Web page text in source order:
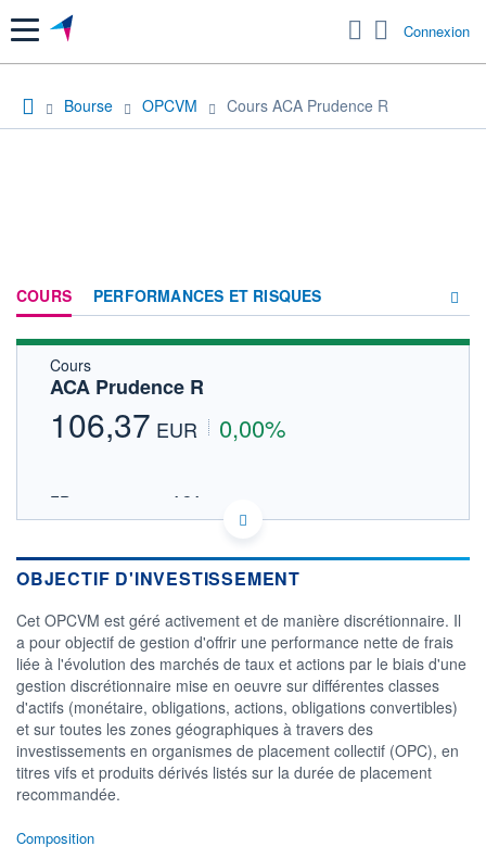
Menu Connexion
Bourse OPCVM Cours ACA Prudence R
COURS PERFORMANCES ET RISQUES
Cours
ACA Prudence R
106,37 EUR 0,00%
FR0013217635 - ACA
OPCVM DERNIER COURS CONNU AU 05/08/2026
24/11 31/03 04/08
105
106
CATÉGORIE MORNINGSTAR
Allocation EUR Prudente -
International
FONDS PARTENAIRES
TARIFS PRIVILÉGIÉS
OBJECTIF D'INVESTISSEMENT
Cet OPCVM est géré activement et de manière discrétionnaire. Il
a pour objectif de gestion d'offrir une performance nette de frais
liée à l'évolution des marchés de taux et actions par le biais d'une
gestion discrétionnaire mise en oeuvre sur différentes classes
d'actifs (monétaire, obligations, actions, obligations convertibles)
et sur toutes les zones géographiques à travers des
investissements en organismes de placement collectif (OPC), en
titres vifs et produits dérivés listés sur la durée de placement
recommandée.
Composition